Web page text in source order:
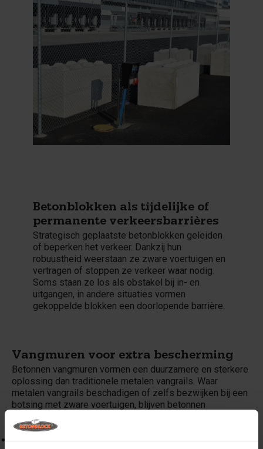
Betonblokken als tijdelijke of
permanente verkeersbarrières
Strategisch geplaatste betonblokken geleiden
of beperken het verkeer. Dankzij hun
robuustheid weerstaan ze zware voertuigen en
vertragen of stoppen ze verkeer waar nodig.
Soms staan ze los als obstakel bij in- en
uitgangen, in andere situaties vormen
gekoppelde blokken een doorlopende barrière.
Vangmuren voor extra bescherming
Betonnen vangmuren vormen een duurzamere en sterkere
oplossing dan traditionele metalen vangrails. Waar
metalen vangrails beschadigen of zelfs bezwijken bij een
botsing met zware voertuigen, blijven betonnen
vangmuren intact en bieden ze een effectieve barrière. Dit
maakt ze ideaal voor:
Snelwegen en autowegen